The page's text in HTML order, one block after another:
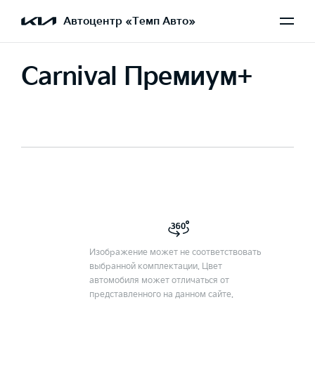
Автоцентр «Темп Авто»
Carnival Премиум+
Изображение может не соответствовать
выбранной комплектации. Цвет
автомобиля может отличаться от
представленного на данном сайте.